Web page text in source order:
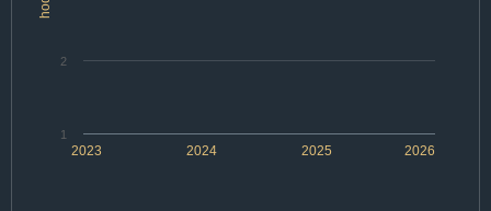
2024 2026
2023 2025
1
2